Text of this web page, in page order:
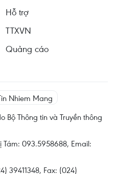
Hỗ trợ
TTXVN
Quảng cáo
Bộ Thông tin và Truyền thông
Tám: 093.5958688, Email:
39411348, Fax: (024)